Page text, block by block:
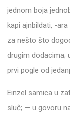
jednom boja
kapi ajnbildati, -
za nešto što
drugim dodacima;
prvi pogle od
Einzel samica u
sluĉ; — u govoru